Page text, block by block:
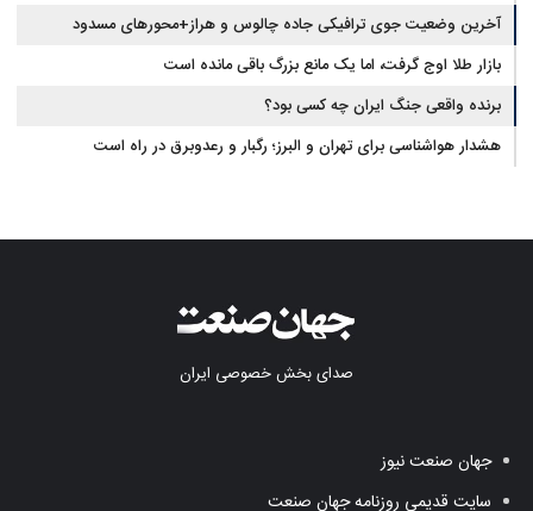
آخرین وضعیت جوی ترافیکی جاده چالوس و هراز+محورهای مسدود
بازار طلا اوج گرفت، اما یک مانع بزرگ باقی مانده است
برنده واقعی جنگ ایران چه کسی بود؟
هشدار هواشناسی برای تهران و البرز؛ رگبار و رعدوبرق در راه است
صدای بخش خصوصی ایران
جهان صنعت نیوز
سایت قدیمی روزنامه جهان صنعت